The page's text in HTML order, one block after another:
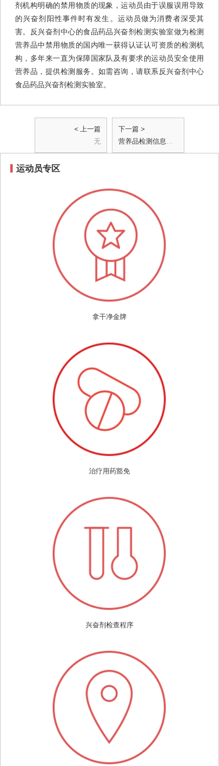
剂机构明确的禁用物质的现象，运动员由于误服误用导致
的兴奋剂阳性事件时有发生。运动员做为消费者深受其
害。反兴奋剂中心的食品药品兴奋剂检测实验室做为检测
营养品中禁用物质的国内唯一获得认证认可资质的检测机
构，多年来一直为保障国家队及有要求的运动员安全使用
营养品，提供检测服务。如需咨询，请联系反兴奋剂中心
食品药品兴奋剂检测实验室。
< 上一篇
无
下一篇 >
运动员专区
拿干净金牌
治疗用药豁免
兴奋剂检查程序